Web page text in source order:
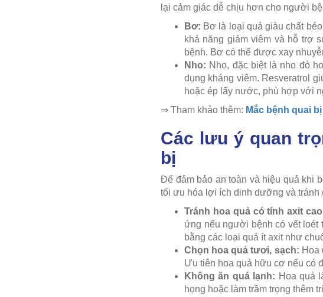
lại cảm giác dễ chịu hơn cho người
Bơ: Bơ là loại quả giàu chất
khả năng giảm viêm và hỗ trợ
bệnh. Bơ có thể được xay
Nho: Nho, đặc biệt là nho đỏ
dụng kháng viêm. Resveratrol
hoặc ép lấy nước, phù hợp với
⇒ Tham khảo thêm: Mắc bệnh quai
Các lưu ý quan
bị
Để đảm bảo an toàn và hiệu quả khi
tối ưu hóa lợi ích dinh dưỡng và tránh
Tránh hoa quả có tính axit
ứng nếu người bệnh có vết loét
bằng các loại quả ít axit như
Chọn hoa quả tươi, sạch: Hoa
Ưu tiên hoa quả hữu cơ nếu có
Không ăn quá lạnh: Hoa quả
họng hoặc làm trầm trọng thêm